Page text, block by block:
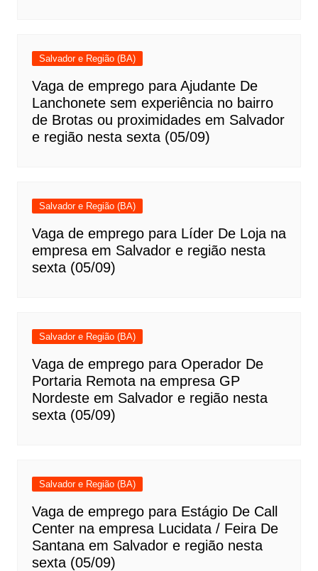
Salvador e Região (BA)
Vaga de emprego para Ajudante De
Lanchonete sem experiência no bairro
de Brotas ou proximidades em Salvador
e região nesta sexta (05/09)
Salvador e Região (BA)
Vaga de emprego para Líder De Loja na
empresa em Salvador e região nesta
sexta (05/09)
Salvador e Região (BA)
Vaga de emprego para Operador De
Portaria Remota na empresa GP
Nordeste em Salvador e região nesta
sexta (05/09)
Salvador e Região (BA)
Vaga de emprego para Estágio De Call
Center na empresa Lucidata / Feira De
Santana em Salvador e região nesta
sexta (05/09)